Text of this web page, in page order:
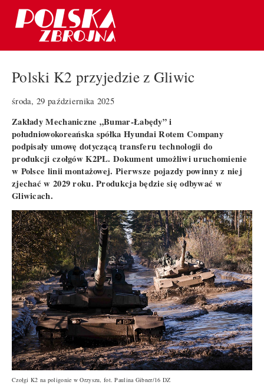
Polski K2 przyjedzie z Gliwic
środa, 29 października 2025
Zakłady Mechaniczne „Bumar-Łabędy” i
południowokoreańska spółka Hyundai Rotem Company
podpisały umowę dotyczącą transferu technologii do
produkcji czołgów K2PL. Dokument umożliwi uruchomienie
w Polsce linii montażowej. Pierwsze pojazdy powinny z niej
zjechać w 2029 roku. Produkcja będzie się odbywać w
Gliwicach.
Czołgi K2 na poligonie w Orzyszu, fot. Paulina Gibner/16 DZ